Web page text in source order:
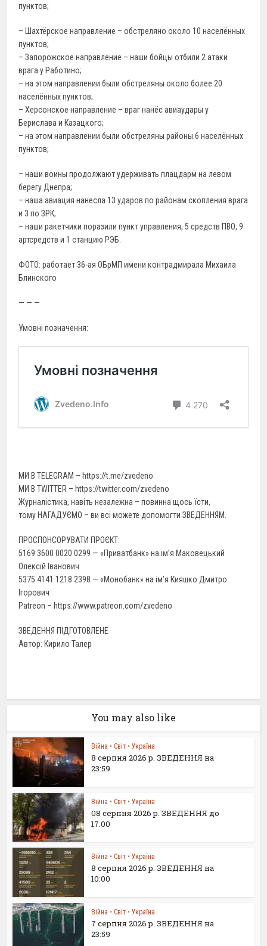
пунктов;
– Шахтёрское направление – обстреляно около 10 населённых
пунктов;
– Запорожское направление – наши бойцы отбили 2 атаки
врага у Работино;
– на этом направлении были обстреляны около более 20
населённых пунктов;
– Херсонское направление – враг нанёс авиаудары у
Берислава и Казацкого;
– на этом направлении были обстреляны районы 6 населённых
пунктов;
– наши воины продолжают удерживать плацдарм на левом
берегу Днепра;
– наша авиация нанесла 13 ударов по районам скопления врага
и 3 по ЗРК;
– наши ракетчики поразили пункт управления, 5 средств ПВО, 9
артсредств и 1 станцию РЭБ.
ФОТО: работает 36-ая ОБрМП имени контрадмирала Михаила
Блинского
— — —
Умовні позначення:
МИ В TELEGRAM – https://t.me/zvedeno
МИ В TWITTER – https://twitter.com/zvedeno
Журналістика, навіть незалежна – повинна щось їсти,
тому НАГАДУЄМО – ви всі можете допомогти ЗВЕДЕННЯМ.
ПРОСПОНСОРУВАТИ ПРОЄКТ:
5169 3600 0020 0299 — «Приватбанк» на ім’я Маковецький
Олексій Іванович
5375 4141 1218 2398 — «Монобанк» на ім’я Кияшко Дмитро
Ігорович
Patreon – https://www.patreon.com/zvedeno
ЗВЕДЕННЯ ПІДГОТОВЛЕНЕ
Автор: Кирило Талер
You may also like
Війна • Світ • Україна
8 серпня 2026 р. ЗВЕДЕННЯ на
23:59
Війна • Світ • Україна
08 серпня 2026 р. ЗВЕДЕННЯ до
17.00
Війна • Світ • Україна
8 серпня 2026 р. ЗВЕДЕННЯ на
10:00
Війна • Світ • Україна
7 серпня 2026 р. ЗВЕДЕННЯ на
23:59